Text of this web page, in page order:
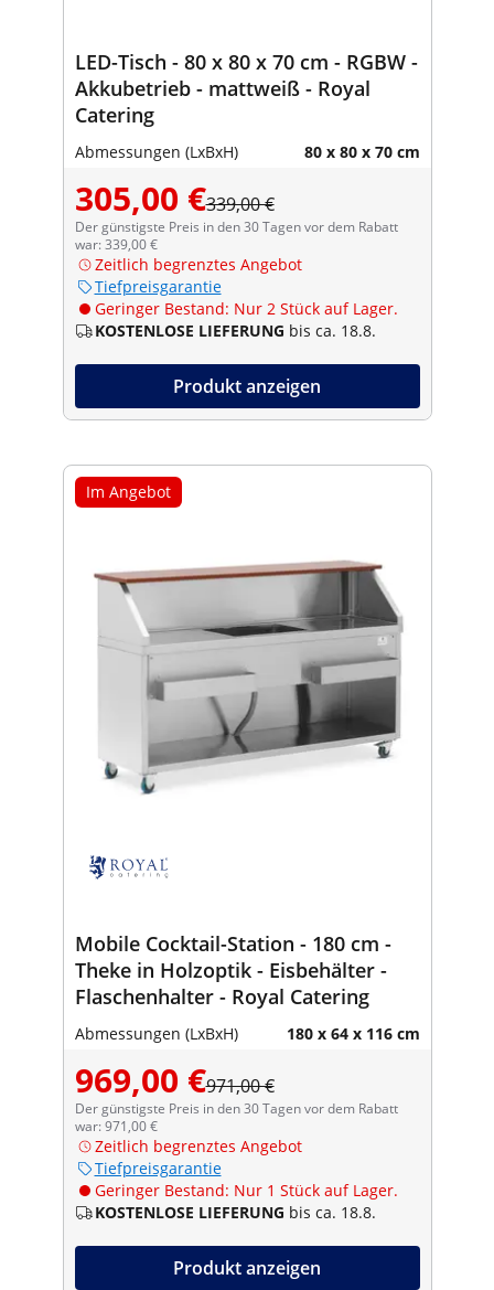
LED-Tisch - 80 x 80 x 70 cm - RGBW -
Akkubetrieb - mattweiß - Royal
Catering
Abmessungen (LxBxH) 80 x 80 x 70 cm
305,00 €339,00 €
Der günstigste Preis in den 30 Tagen vor dem Rabatt
war: 339,00 €
Zeitlich begrenztes Angebot
Tiefpreisgarantie
Geringer Bestand: Nur 2 Stück auf Lager.
KOSTENLOSE LIEFERUNG bis ca. 18.8.
Produkt anzeigen
Im Angebot
Mobile Cocktail-Station - 180 cm -
Theke in Holzoptik - Eisbehälter -
Flaschenhalter - Royal Catering
Abmessungen (LxBxH) 180 x 64 x 116 cm
969,00 €971,00 €
Der günstigste Preis in den 30 Tagen vor dem Rabatt
war: 971,00 €
Zeitlich begrenztes Angebot
Tiefpreisgarantie
Geringer Bestand: Nur 1 Stück auf Lager.
KOSTENLOSE LIEFERUNG bis ca. 18.8.
Produkt anzeigen